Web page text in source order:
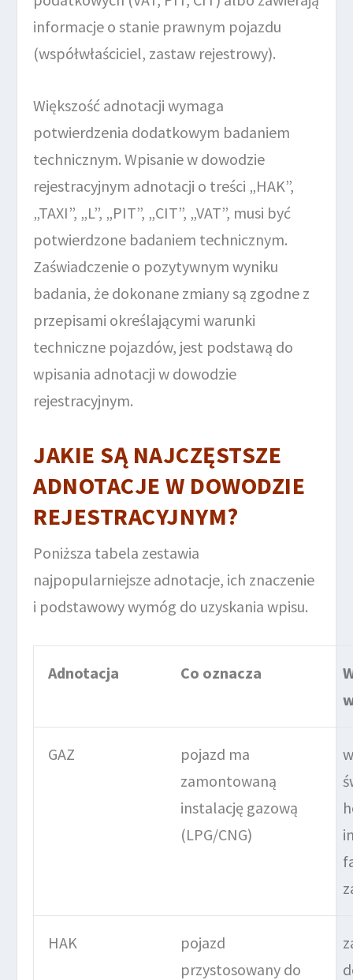
informacje o stanie prawnym pojazdu
(współwłaściciel, zastaw rejestrowy).
Większość adnotacji wymaga
potwierdzenia dodatkowym badaniem
technicznym. Wpisanie w dowodzie
rejestracyjnym adnotacji o treści „HAK”,
„TAXI”, „L”, „PIT”, „CIT”, „VAT”, musi być
potwierdzone badaniem technicznym.
Zaświadczenie o pozytywnym wyniku
badania, że dokonane zmiany są zgodne z
przepisami określającymi warunki
techniczne pojazdów, jest podstawą do
wpisania adnotacji w dowodzie
rejestracyjnym.
JAKIE SĄ NAJCZĘSTSZE
ADNOTACJE W DOWODZIE
REJESTRACYJNYM?
Poniższa tabela zestawia
najpopularniejsze adnotacje, ich znaczenie
i podstawowy wymóg do uzyskania wpisu.
Adnotacja Co oznacza
GAZ
pojazd ma
zamontowaną
instalację gazową
(LPG/CNG)
HAK
pojazd
przystosowany do